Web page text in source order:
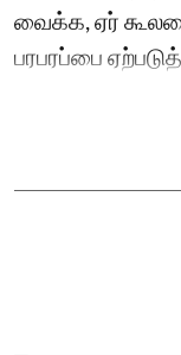
வைக்க, ஏர்
பரபரப்பை